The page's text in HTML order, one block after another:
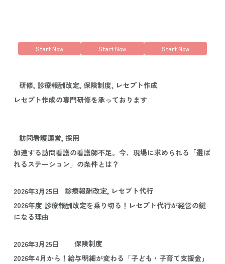
研修, 診療報酬改定, 保険制度, レセプト作成
レセプト作成の専門研修を承っております
訪問看護運営, 採用
加速する訪問看護の看護師不足。今、現場に求められる「選ば
れるステーション」の条件とは？
2026年3月25日
診療報酬改定, レセプト代行
2026年度 診療報酬改定を乗り切る！レセプト代行が経営の鍵
になる理由
2026年3月25日
保険制度
2026年4月から！給与明細が変わる「子ども・子育て支援金」
Start Now Start Now Start Now